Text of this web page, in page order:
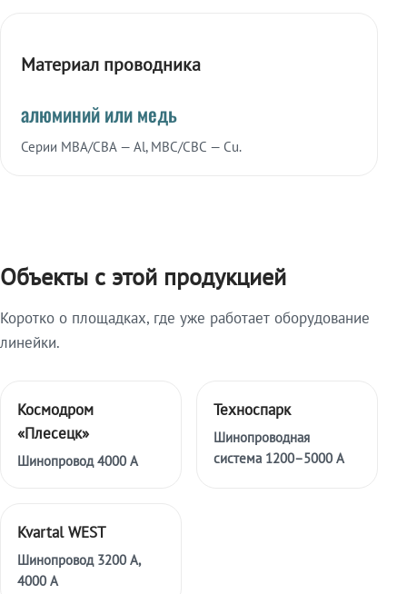
Материал проводника
алюминий или медь
Серии МВА/СВА — Al, МВС/СВС — Cu.
Объекты с этой продукцией
Коротко о площадках, где уже работает оборудование
линейки.
Космодром
«Плесецк»
Шинопровод 4000 А
Техноспарк
Шинопроводная
система 1200–5000 А
Kvartal WEST
Шинопровод 3200 А,
4000 А